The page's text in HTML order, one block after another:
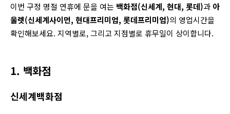
이번 구정 명절 연휴에 문을 여는 백화점(신세계, 현대, 롯데)과 아
울렛(신세계사이먼, 현대프리미엄, 롯데프리미엄)의 영업시간을
확인해보세요. 지역별로, 그리고 지점별로 휴무일이 상이합니다.
1. 백화점
신세계백화점